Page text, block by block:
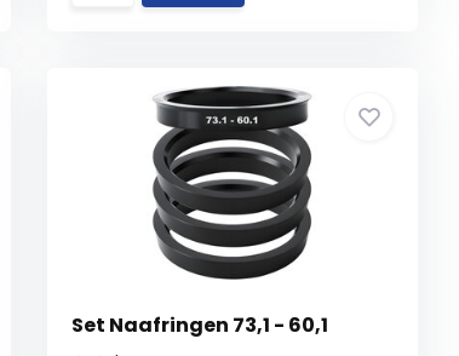
Set Naafringen 73,1 - 60,1